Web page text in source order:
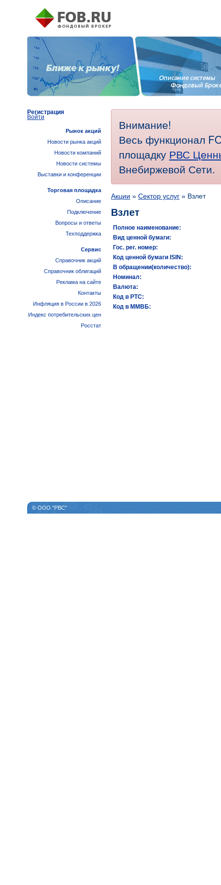
Внимание!
Весь функционал
площадку РВС
Внебиржевой Сети.
Акции » Сектор услуг » Взлет
Взлет
Полное наименование:
Вид ценной бумаги:
Гос. рег. номер:
Код ценной бумаги ISIN:
В обращении(количество):
Номинал:
Валюта:
Код в РТС:
Код в ММВБ:
Регистрация
Войти
Рынок акций
Новости рынка акций
Новости компаний
Новости системы
Выставки и конференции
Торговая площадка
Описание
Подключение
Вопросы и ответы
Техподдержка
Сервис
Справочник акций
Справочник облигаций
Реклама на сайте
Контакты
Инфляция в России в 2026
Индекс потребительских цен
Росстат
© ООО "РВС"